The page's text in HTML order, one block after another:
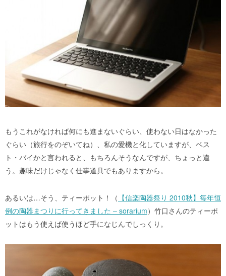
もうこれがなければ何にも進まないぐらい、使わない日はなかった
ぐらい（旅行をのぞいてね）、私の愛機と化していますが、ベス
ト・バイかと言われると、もちろんそうなんですが、ちょっと違
う。趣味だけじゃなく仕事道具でもありますから。
あるいは…そう、ティーポット！（ 【信楽陶器祭り 2010秋】毎年恒
例の陶器まつりに行ってきました – sorarium）竹口さんのティーポ
ットはもう使えば使うほど手になじんでしっくり。